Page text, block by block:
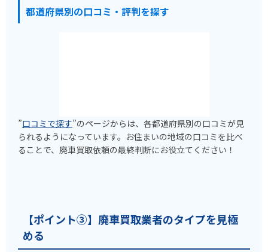
都道府県別の口コミ・評判を探す
”口コミで探す”のページからは、各都道府県別の口コミが見
られるようになっています。お住まいの地域の口コミを比べ
ることで、廃車買取依頼の最終判断にお役立てください！
【ポイント③】廃車買取業者のタイプを見極
める